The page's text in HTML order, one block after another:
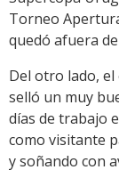
Torneo
quedó afuera
Del otro lado,
selló un muy
días de trabajo
como visitante
y soñando con